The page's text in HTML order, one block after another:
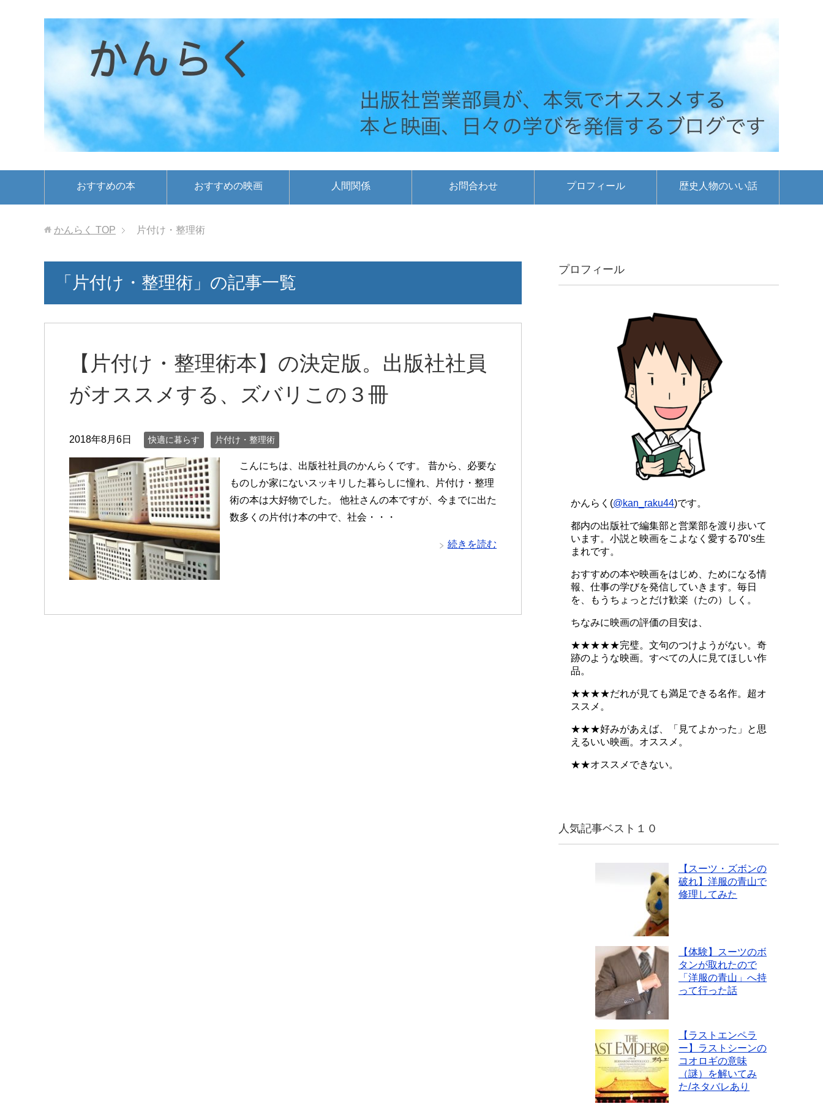
おすすめの本 おすすめの映画 人間関係 お問合わせ プロフィール 歴史人物のいい話
かんらく TOP 片付け・整理術
「片付け・整理術」の記事一覧
【片付け・整理術本】の決定版。出版社社員
がオススメする、ズバリこの３冊
2018年8月6日 快適に暮らす 片付け・整理術
こんにちは、出版社社員のかんらくです。 昔から、必要な
ものしか家にないスッキリした暮らしに憧れ、片付け・整理
術の本は大好物でした。 他社さんの本ですが、今までに出た
数多くの片付け本の中で、社会・・・
続きを読む
プロフィール
かんらく(@kan_raku44)です。
都内の出版社で編集部と営業部を渡り歩いて
います。小説と映画をこよなく愛する70’s生
まれです。
おすすめの本や映画をはじめ、ためになる情
報、仕事の学びを発信していきます。毎日
を、もうちょっとだけ歓楽（たの）しく。
ちなみに映画の評価の目安は、
★★★★★完璧。文句のつけようがない。奇
跡のような映画。すべての人に見てほしい作
品。
★★★★だれが見ても満足できる名作。超オ
ススメ。
★★★好みがあえば、「見てよかった」と思
えるいい映画。オススメ。
★★オススメできない。
人気記事ベスト１０
【スーツ・ズボンの
破れ】洋服の青山で
修理してみた
【体験】スーツのボ
タンが取れたので
「洋服の青山」へ持
って行った話
【ラストエンペラ
ー】ラストシーンの
コオロギの意味
（謎）を解いてみ
た/ネタバレあり